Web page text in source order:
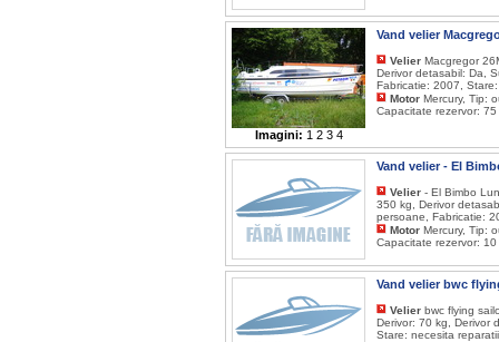
Imagini: 1 2 3 4
Vand velier
Velier Macgregor
Derivor detasabil: Da,
Fabricatie: 2007,
Motor Mercury, Tip:
Capacitate rezervor:
Vand velier - El
Velier - El Bimbo
350 kg, Derivor
persoane, Fabricatie:
Motor Mercury, Tip:
Capacitate rezervor:
Vand velier bwc
Velier bwc flying
Derivor: 70 kg, Derivor
Stare: necesita reparatii